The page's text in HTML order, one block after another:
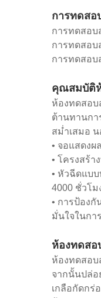
การทดส
การทดสอบ
การทดสอบ
การทดสอบ
คุณสมบัติห้
ห้องทดสอบ
ต้านทานก
สม่ำเสมอ
• จอแสดง
• โครงสร้
• หัวฉีดแบบ
4000 ชั่วโ
• การป้อง
มั่นใจในกา
ห้องทดสอ
ห้องทดสอบ
จากนั้นปล่อ
เกลือกัดกร่